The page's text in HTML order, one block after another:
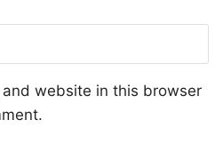
website in this browser